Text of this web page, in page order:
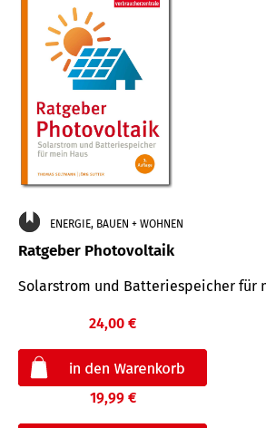
ENERGIE, BAUEN + WOHNEN
Ratgeber Photovoltaik
Solarstrom und Batteriespeicher für
24,00 €
19,99 €